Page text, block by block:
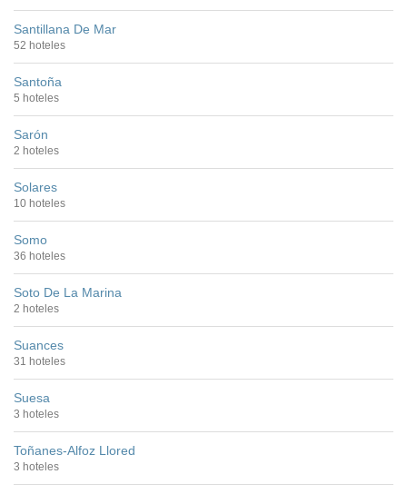
Santillana De Mar
52 hoteles
Santoña
5 hoteles
Sarón
2 hoteles
Solares
10 hoteles
Somo
36 hoteles
Soto De La Marina
2 hoteles
Suances
31 hoteles
Suesa
3 hoteles
Toñanes-Alfoz Llored
3 hoteles